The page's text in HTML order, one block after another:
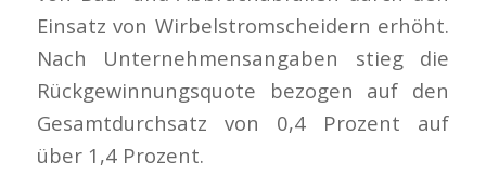
Einsatz von Wirbelstromscheidern erhöht.
Nach Unternehmensangaben stieg die
Rückgewinnungsquote bezogen auf den
Gesamtdurchsatz von 0,4 Prozent auf
über 1,4 Prozent.